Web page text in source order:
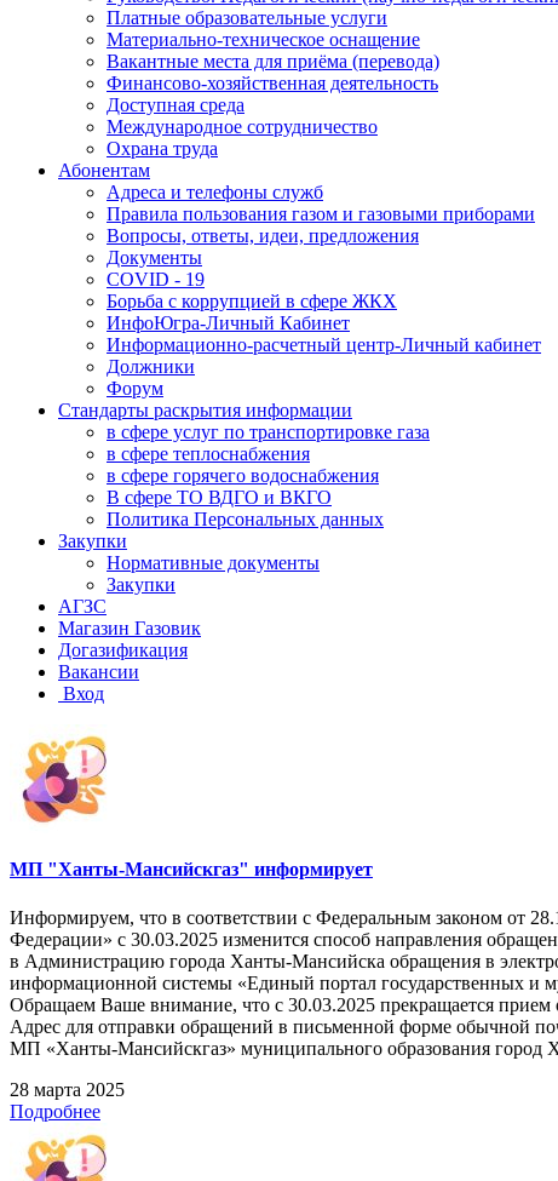
Платные образовательные услуги
Материально-техническое оснащение
Вакантные места для приёма (перевода)
Финансово-хозяйственная деятельность
Доступная среда
Международное сотрудничество
Охрана труда
Абонентам
Адреса и телефоны служб
Правила пользования газом и газовыми приборами
Вопросы, ответы, идеи, предложения
Документы
COVID - 19
Борьба с коррупцией в сфере ЖКХ
ИнфоЮгра-Личный Кабинет
Информационно-расчетный центр-Личный кабинет
Должники
Форум
Стандарты раскрытия информации
в сфере услуг по транспортировке газа
в сфере теплоснабжения
в сфере горячего водоснабжения
В сфере ТО ВДГО и ВКГО
Политика Персональных данных
Закупки
Нормативные документы
Закупки
АГЗС
Магазин Газовик
Догазификация
Вакансии
Вход
МП "Ханты-Мансийскгаз" информирует
Информируем, что в соответствии с Федеральным законом от
Федерации» с 30.03.2025 изменится способ направления
в Администрацию города Ханты-Мансийска обращения в
информационной системы «Единый портал государственных и
Обращаем Ваше внимание, что с 30.03.2025 прекращается
Адрес для отправки обращений в письменной форме обычной
МП «Ханты-Мансийскгаз» муниципального образования город
28 марта 2025
Подробнее